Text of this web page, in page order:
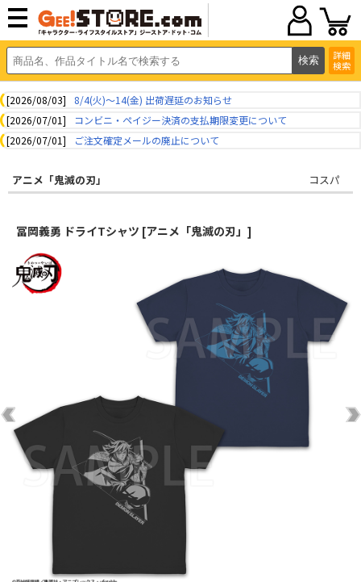
詳細
検索
[2026/08/03]
8/4(火)～14(金) 出荷遅延のお知らせ
[2026/07/01]
コンビニ・ペイジー決済の支払期限変更について
[2026/07/01]
ご注文確定メールの廃止について
アニメ「鬼滅の刃」 コスパ
冨岡義勇 ドライTシャツ [アニメ「鬼滅の刃」]